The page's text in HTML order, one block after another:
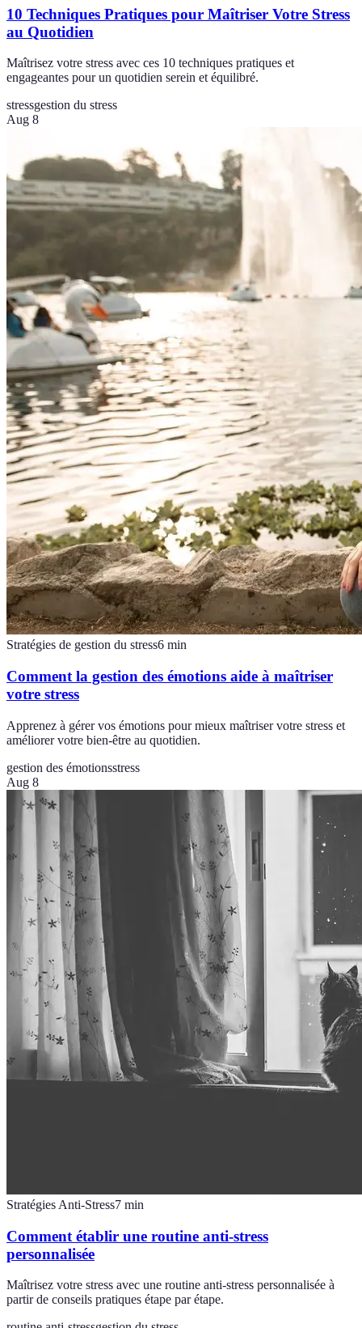
10 Techniques Pratiques pour Maîtriser Votre Stress
au Quotidien
Maîtrisez votre stress avec ces 10 techniques pratiques et
engageantes pour un quotidien serein et équilibré.
stressgestion du stress
Aug 8
Stratégies de gestion du stress6 min
Comment la gestion des émotions aide à maîtriser
votre stress
Apprenez à gérer vos émotions pour mieux maîtriser votre stress et
améliorer votre bien-être au quotidien.
gestion des émotionsstress
Aug 8
Stratégies Anti-Stress7 min
Comment établir une routine anti-stress
personnalisée
Maîtrisez votre stress avec une routine anti-stress personnalisée à
partir de conseils pratiques étape par étape.